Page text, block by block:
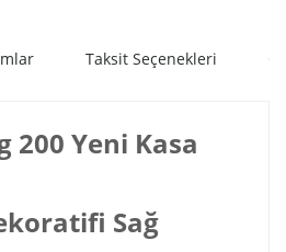
Taksit Seçenekleri
200 Yeni Kasa
Sağ